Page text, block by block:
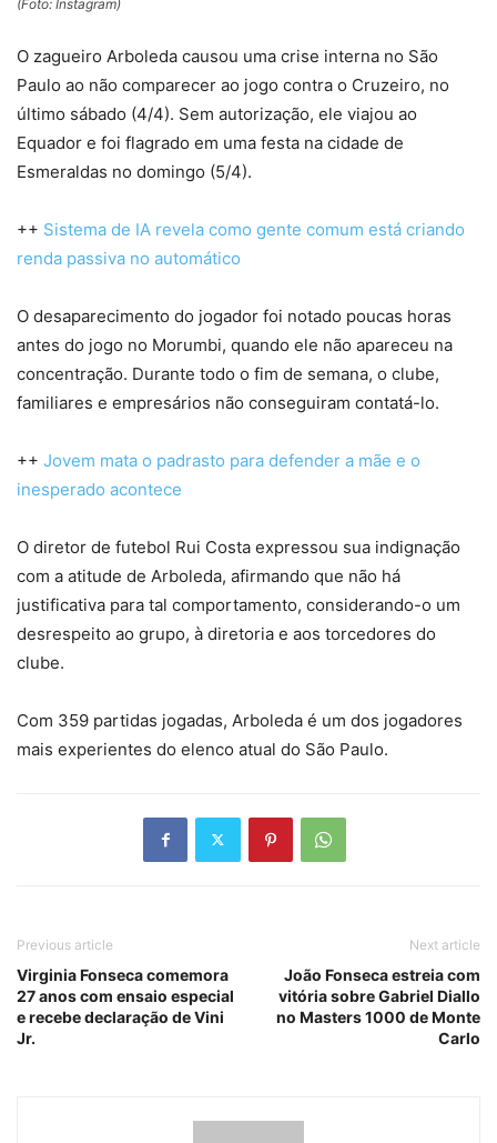
(Foto: Instagram)
O zagueiro Arboleda causou uma crise interna no São
Paulo ao não comparecer ao jogo contra o Cruzeiro, no
último sábado (4/4). Sem autorização, ele viajou ao
Equador e foi flagrado em uma festa na cidade de
Esmeraldas no domingo (5/4).
++ Sistema de IA revela como gente comum está criando
renda passiva no automático
O desaparecimento do jogador foi notado poucas horas
antes do jogo no Morumbi, quando ele não apareceu na
concentração. Durante todo o fim de semana, o clube,
familiares e empresários não conseguiram contatá-lo.
++ Jovem mata o padrasto para defender a mãe e o
inesperado acontece
O diretor de futebol Rui Costa expressou sua indignação
com a atitude de Arboleda, afirmando que não há
justificativa para tal comportamento, considerando-o um
desrespeito ao grupo, à diretoria e aos torcedores do
clube.
Com 359 partidas jogadas, Arboleda é um dos jogadores
mais experientes do elenco atual do São Paulo.
Previous article
Virginia Fonseca comemora
27 anos com ensaio especial
e recebe declaração de Vini
Jr.
Next article
João Fonseca estreia com
vitória sobre Gabriel Diallo
no Masters 1000 de Monte
Carlo